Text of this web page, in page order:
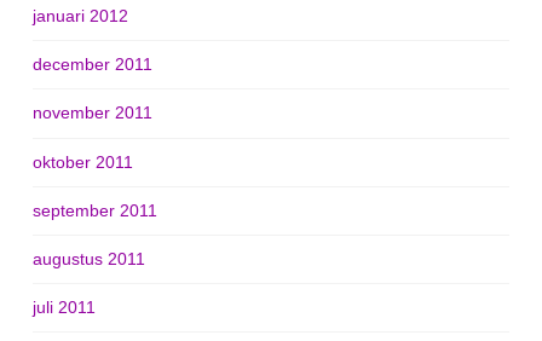
januari 2012
december 2011
november 2011
oktober 2011
september 2011
augustus 2011
juli 2011